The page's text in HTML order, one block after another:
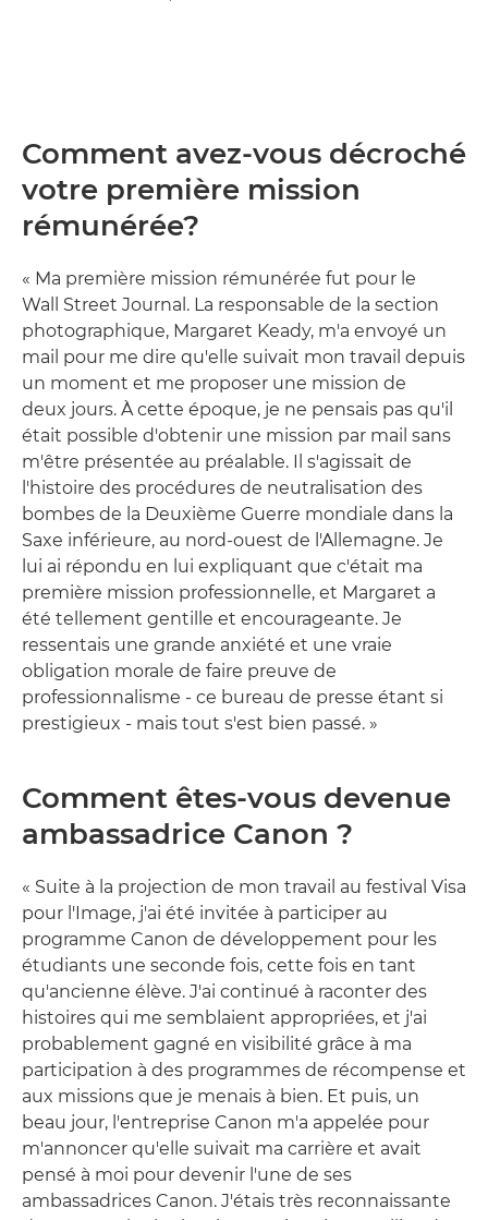
Comment avez-vous décroché
votre première mission
rémunérée?
« Ma première mission rémunérée fut pour le
Wall Street Journal. La responsable de la section
photographique, Margaret Keady, m'a envoyé un
mail pour me dire qu'elle suivait mon travail depuis
un moment et me proposer une mission de
deux jours. À cette époque, je ne pensais pas qu'il
était possible d'obtenir une mission par mail sans
m'être présentée au préalable. Il s'agissait de
l'histoire des procédures de neutralisation des
bombes de la Deuxième Guerre mondiale dans la
Saxe inférieure, au nord-ouest de l'Allemagne. Je
lui ai répondu en lui expliquant que c'était ma
première mission professionnelle, et Margaret a
été tellement gentille et encourageante. Je
ressentais une grande anxiété et une vraie
obligation morale de faire preuve de
professionnalisme - ce bureau de presse étant si
prestigieux - mais tout s'est bien passé. »
Comment êtes-vous devenue
ambassadrice Canon ?
« Suite à la projection de mon travail au festival Visa
pour l'Image, j'ai été invitée à participer au
programme Canon de développement pour les
étudiants une seconde fois, cette fois en tant
qu'ancienne élève. J'ai continué à raconter des
histoires qui me semblaient appropriées, et j'ai
probablement gagné en visibilité grâce à ma
participation à des programmes de récompense et
aux missions que je menais à bien. Et puis, un
beau jour, l'entreprise Canon m'a appelée pour
m'annoncer qu'elle suivait ma carrière et avait
pensé à moi pour devenir l'une de ses
ambassadrices Canon. J'étais très reconnaissante